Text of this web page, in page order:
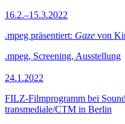
16.2.–15.3.2022
.mpeg präsentiert: Gaze von
.mpeg, Screening, Ausstellung
24.1.2022
FILZ-Filmprogramm bei
transmediale/CTM in Berlin